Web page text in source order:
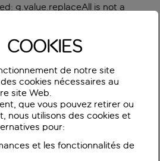
g.value.replaceAll is not a
COOKIES
de notre site
cookies nécessaires au
site Web.
que vous pouvez retirer ou
nous utilisons des cookies et
pour:
et les fonctionnalités de